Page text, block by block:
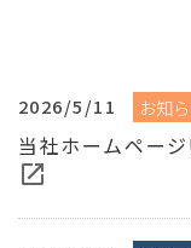
2026/5/11 お知
当社ホームペー